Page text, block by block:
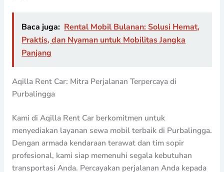
Baca juga: Rental Mobil Bulanan: Solusi Hemat,
Praktis, dan Nyaman untuk Mobilitas Jangka
Panjang
Aqilla Rent Car: Mitra Perjalanan Terpercaya di
Purbalingga
Kami di Aqilla Rent Car berkomitmen untuk
menyediakan layanan sewa mobil terbaik di Purbalingga.
Dengan armada kendaraan terawat dan tim sopir
profesional, kami siap memenuhi segala kebutuhan
transportasi Anda. Percayakan perjalanan Anda kepada